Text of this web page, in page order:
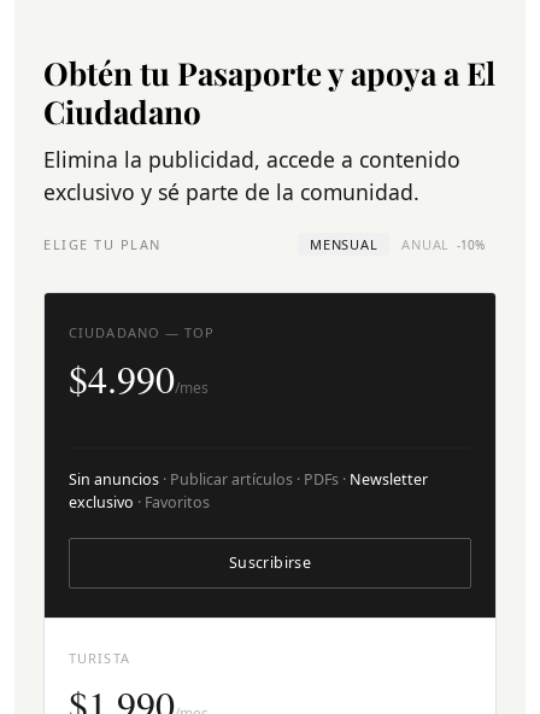
Obtén tu Pasaporte y apoya a El
Ciudadano
Elimina la publicidad, accede a contenido
exclusivo y sé parte de la comunidad.
ELIGE TU PLAN MENSUAL ANUAL -10%
TURISTA
CIUDADANO — TOP
$4.990/mes
Sin anuncios · Publicar artículos · PDFs · Newsletter
exclusivo · Favoritos
Suscribirse